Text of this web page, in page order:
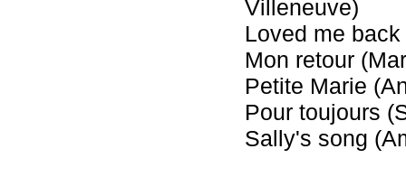
Villeneuve)
Loved me
Mon retour
Petite Marie
Pour toujours
Sally's song